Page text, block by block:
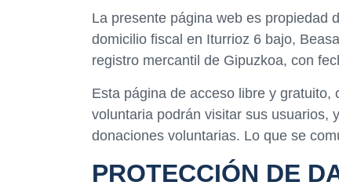
La presente página web es propiedad
domicilio fiscal en Iturrioz 6 bajo,
registro mercantil de Gipuzkoa, con
Esta página de acceso libre y
voluntaria podrán visitar sus usuarios,
donaciones voluntarias. Lo que se
PROTECCIÓN DE